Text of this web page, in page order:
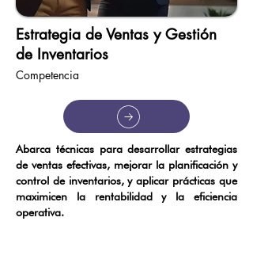
Estrategia de Ventas y Gestión
de Inventarios
Competencia
Abarca técnicas para desarrollar estrategias
de ventas efectivas, mejorar la planificación y
control de inventarios, y aplicar prácticas que
maximicen la rentabilidad y la eficiencia
operativa.